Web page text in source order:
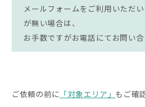
メールフォームをご利用いただ
が無い場合は、
お手数ですがお電話にてお問い合
ご依頼の前に 「対象エリア」 もご確